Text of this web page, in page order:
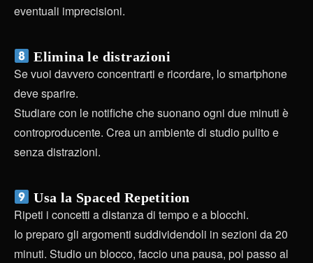
eventuali imprecisioni.
Elimina le distrazioni
Se vuoi davvero concentrarti e ricordare, lo smartphone
deve sparire.
Studiare con le notifiche che suonano ogni due minuti è
controproducente. Crea un ambiente di studio pulito e
senza distrazioni.
Usa la Spaced Repetition
Ripeti i concetti a distanza di tempo e a blocchi.
Io preparo gli argomenti suddividendoli in sezioni da 20
minuti. Studio un blocco, faccio una pausa, poi passo al